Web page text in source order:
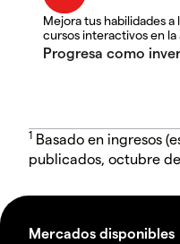
Mejora tus habilidades
cursos interactivos en la
1 Basado en ingresos
publicados, octubre de
Mercados disponibles